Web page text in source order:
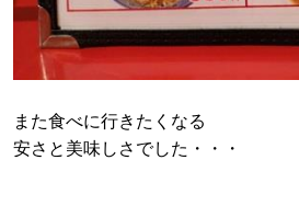
また食べに行きたくなる
安さと美味しさでした・・・